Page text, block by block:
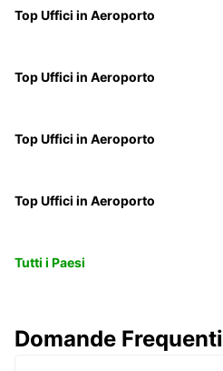
Top Uffici in Aeroporto
Top Uffici in Aeroporto
Top Uffici in Aeroporto
Top Uffici in Aeroporto
Tutti i Paesi
Domande Frequenti